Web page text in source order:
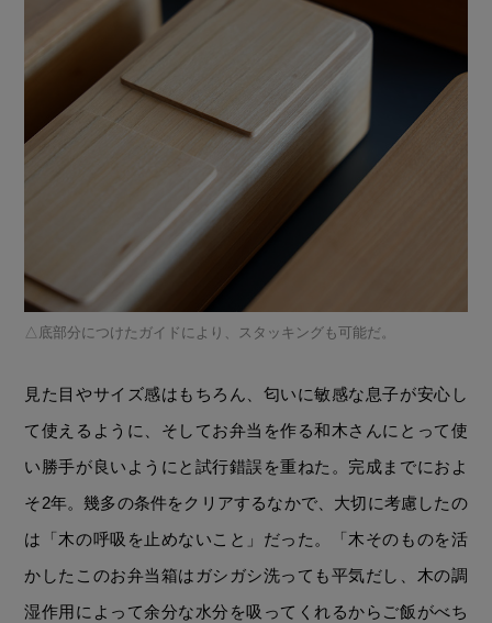
底部分につけたガイドにより、スタッキングも可能だ。
見た目やサイズ感はもちろん、匂いに敏感な息子が安心し
て使えるように、そしてお弁当を作る和木さんにとって使
い勝手が良いようにと試行錯誤を重ねた。完成までにおよ
そ2年。幾多の条件をクリアするなかで、大切に考慮したの
は「木の呼吸を止めないこと」だった。「木そのものを活
かしたこのお弁当箱はガシガシ洗っても平気だし、木の調
湿作用によって余分な水分を吸ってくれるからご飯がべち